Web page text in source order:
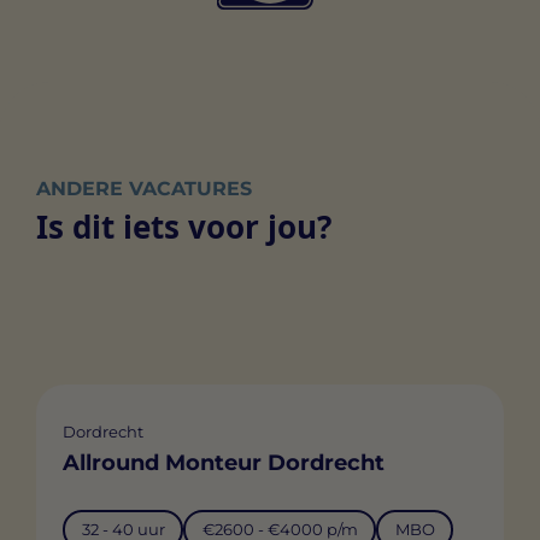
ANDERE VACATURES
Is dit iets voor jou?
Dordrecht
Allround Monteur Dordrecht
32 - 40 uur €2600 - €4000 p/m MBO